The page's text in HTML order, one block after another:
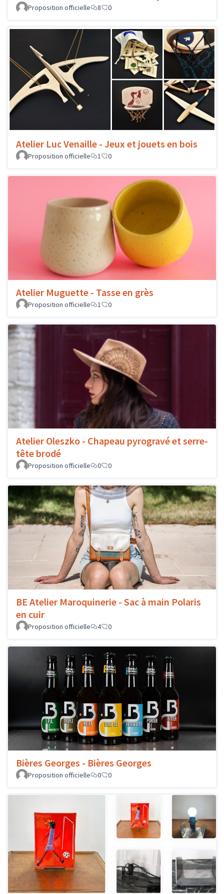
Proposition officielle 8 0
Atelier Luc Venaille - Jeux et jouets en bois
Proposition officielle 1 0
Atelier Muguette - Tasse en grès
Proposition officielle 1 0
Atelier Oleszko - Chapeau pyrogravé et serre-
tête brodé
Proposition officielle 0 0
BE Atelier Maroquinerie - Sac à main Polaris
en cuir
Proposition officielle 4 0
Bières Georges - Bières Georges
Proposition officielle 0 0